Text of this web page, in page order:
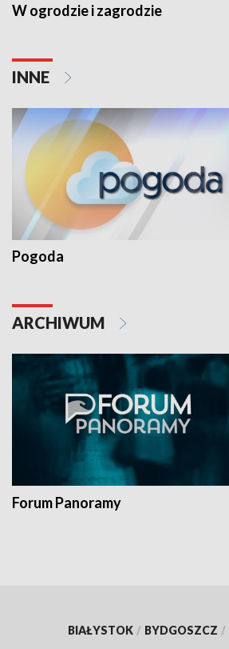
W ogrodzie i zagrodzie
INNE
Pogoda
ARCHIWUM
Forum Panoramy
BIAŁYSTOK / BYDGOSZCZ /